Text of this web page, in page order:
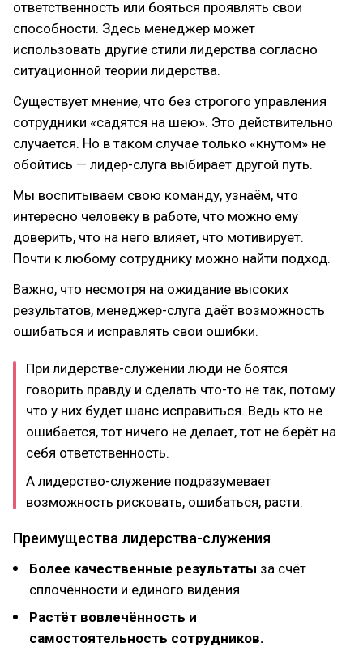
ответственность или бояться проявлять свои
способности. Здесь менеджер может
использовать другие стили лидерства согласно
ситуационной теории лидерства.
Существует мнение, что без строгого управления
сотрудники «садятся на шею». Это действительно
случается. Но в таком случае только «кнутом» не
обойтись — лидер-слуга выбирает другой путь.
Мы воспитываем свою команду, узнаём, что
интересно человеку в работе, что можно ему
доверить, что на него влияет, что мотивирует.
Почти к любому сотруднику можно найти подход.
Важно, что несмотря на ожидание высоких
результатов, менеджер-слуга даёт возможность
ошибаться и исправлять свои ошибки.
При лидерстве-служении люди не боятся
говорить правду и сделать что-то не так, потому
что у них будет шанс исправиться. Ведь кто не
ошибается, тот ничего не делает, тот не берёт на
себя ответственность.
А лидерство-служение подразумевает
возможность рисковать, ошибаться, расти.
Преимущества лидерства-служения
Более качественные результаты за счёт
сплочённости и единого видения.
Растёт вовлечённость и
самостоятельность сотрудников.